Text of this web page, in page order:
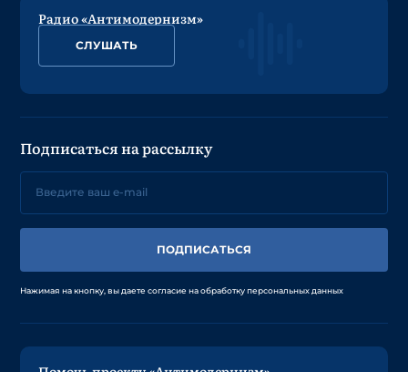
Радио «Антимодернизм»
СЛУШАТЬ
Подписаться на рассылку
ПОДПИСАТЬСЯ
Нажимая на кнопку, вы даете согласие на обработку персональных данных